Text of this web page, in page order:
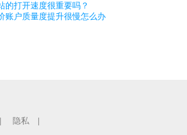
的打开速度很重要吗？
账户质量度提升很慢怎么办
隐私